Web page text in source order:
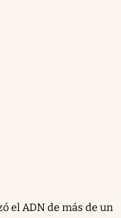
el ADN de más de un